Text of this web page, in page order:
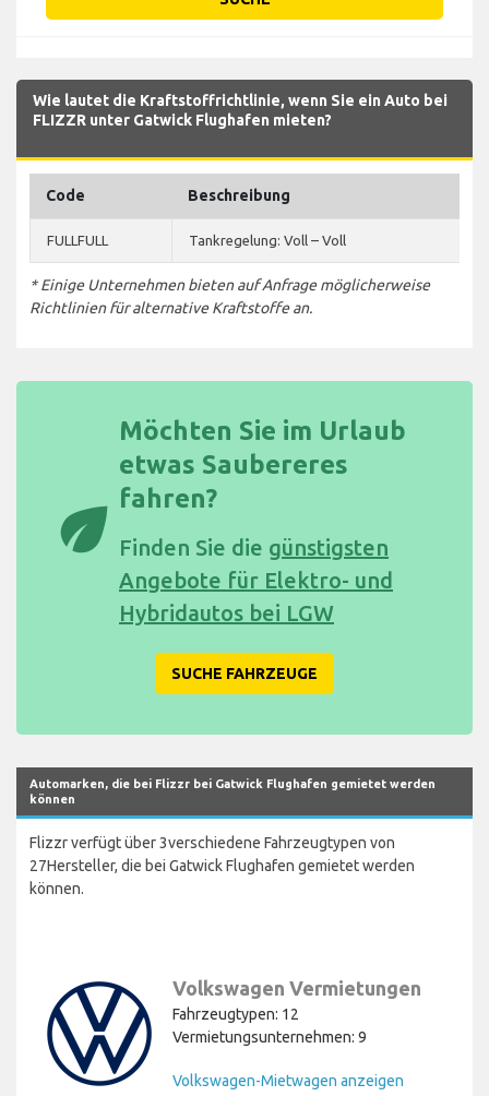
Wie lautet die Kraftstoffrichtlinie, wenn Sie ein Auto bei
FLIZZR unter Gatwick Flughafen mieten?
Code Beschreibung
FULLFULL Tankregelung: Voll – Voll
* Einige Unternehmen bieten auf Anfrage möglicherweise
Richtlinien für alternative Kraftstoffe an.
eco
Möchten Sie im Urlaub
etwas Saubereres
fahren?
Finden Sie die günstigsten
Angebote für Elektro- und
Hybridautos bei LGW
SUCHE FAHRZEUGE
Automarken, die bei Flizzr bei Gatwick Flughafen gemietet werden
können
Flizzr verfügt über 3verschiedene Fahrzeugtypen von
27Hersteller, die bei Gatwick Flughafen gemietet werden
können.
Volkswagen Vermietungen
Fahrzeugtypen: 12
Vermietungsunternehmen: 9
Volkswagen-Mietwagen anzeigen